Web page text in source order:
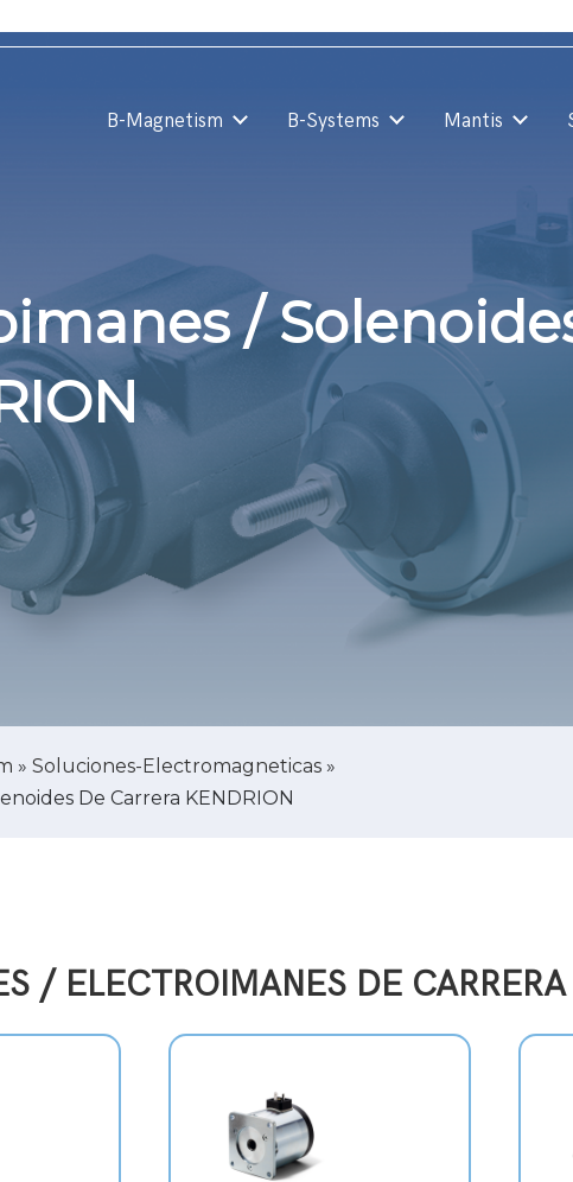
B-Magnetism B-Systems Mantis
/
» Soluciones-Electromagneticas »
De Carrera KENDRION
/ ELECTROIMANES DE CARRERA